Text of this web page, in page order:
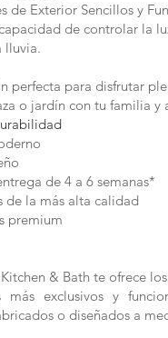
de Exterior Sencillos y
de controlar la
lluvia.
perfecta para disfrutar
o jardín con tu familia y
de 4 a 6 semanas*
de la más alta calidad
premium
& Bath te ofrece
más exclusivos y
o diseñados a